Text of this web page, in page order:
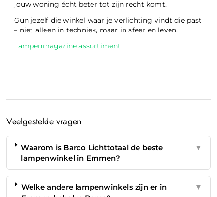
jouw woning écht beter tot zijn recht komt.
Gun jezelf die winkel waar je verlichting vindt die past
– niet alleen in techniek, maar in sfeer en leven.
Lampenmagazine assortiment
Veelgestelde vragen
Waarom is Barco Lichttotaal de beste
lampenwinkel in Emmen?
▼
Welke andere lampenwinkels zijn er in
▼